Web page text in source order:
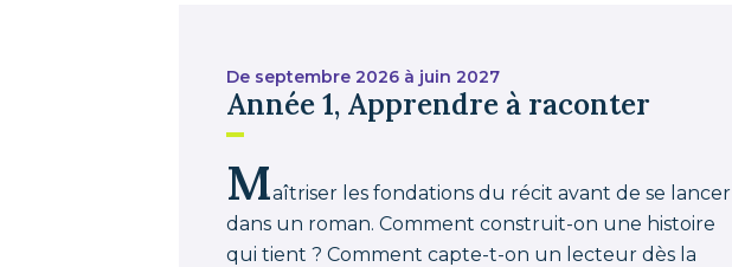
De septembre 2026 à juin 2027
Année 1, Apprendre à raconter
Maîtriser les fondations du récit avant de se lancer
dans un roman. Comment construit-on une histoire
qui tient ? Comment capte-t-on un lecteur dès la